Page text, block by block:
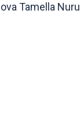
Tamella Nuru